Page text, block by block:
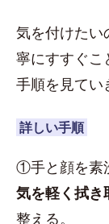
気を付けたい
寧にすすぐこ
手順を見てい
詳しい手順
①手と顔を素
気を軽く拭き
整える。